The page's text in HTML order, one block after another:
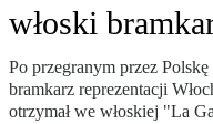
włoski
Po przegranym przez
bramkarz reprezentacji
otrzymał we włoskiej "La